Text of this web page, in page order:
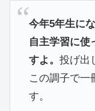
今年5年生に
自主学習に使
すよ。 投げ出
この調子で一
す。